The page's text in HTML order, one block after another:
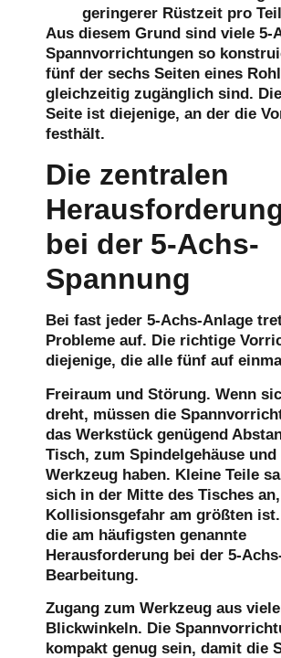
geringerer Rüstzeit pro
Aus diesem Grund sind viele 5-
Spannvorrichtungen so
fünf der sechs Seiten eines
gleichzeitig zugänglich sind.
Seite ist diejenige, an der die
festhält.
Die zentralen
bei der 5-Achs-
Spannung
Bei fast jeder 5-Achs-Anlage
Probleme auf. Die richtige
diejenige, die alle fünf auf
Freiraum und Störung. Wenn
dreht, müssen die
das Werkstück genügend
Tisch, zum Spindelgehäuse und
Werkzeug haben. Kleine Teile
sich in der Mitte des Tisches
Kollisionsgefahr am größten
die am häufigsten genannte
Herausforderung bei der 5-
Bearbeitung.
Zugang zum Werkzeug aus
Blickwinkeln. Die
kompakt genug sein, damit die